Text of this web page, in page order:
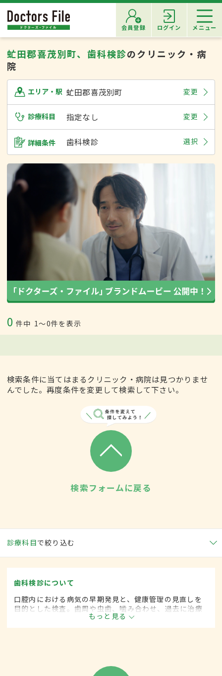
会員登録 ログイン メニュー
虻田郡喜茂別町、歯科検診のクリニック・病
院
エリア・駅 虻田郡喜茂別町 変更
診療科目 指定なし 変更
詳細条件 歯科検診 選択
0 件中 1〜0件を表示
検索条件に当てはまるクリニック・病院は見つかりませ
んでした。再度条件を変更して検索して下さい。
検索フォームに戻る
診療科目で絞り込む
歯科検診について
口腔内における病気の早期発見と、健康管理の見直しを
目的とした検査。歯周や虫歯、噛み合わせ、過去に治療
した部分の評価など、さまざまな検査項目から歯の健康
を観察する。
もっと見る